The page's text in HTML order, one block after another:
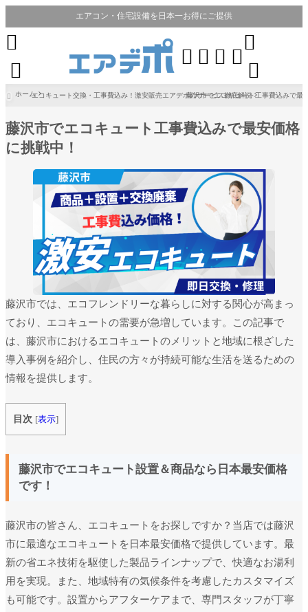
エアコン・住宅設備を日本一お得にご提供
   




 ホームエコキュート交換・工事費込み！激安販売エアデポのサービス徹底解説
藤沢市でエコキュート工事費込みで最
藤沢市でエコキュート工事費込みで最安価格
に挑戦中！
藤沢市では、エコフレンドリーな暮らしに対する関心が高まっ
ており、エコキュートの需要が急増しています。この記事で
は、藤沢市におけるエコキュートのメリットと地域に根ざした
導入事例を紹介し、住民の方々が持続可能な生活を送るための
情報を提供します。
目次 [表示]
藤沢市でエコキュート設置＆商品なら日本最安価格
です！
藤沢市の皆さん、エコキュートをお探しですか？当店では藤沢
市に最適なエコキュートを日本最安価格で提供しています。最
新の省エネ技術を駆使した製品ラインナップで、快適なお湯利
用を実現。また、地域特有の気候条件を考慮したカスタマイズ
も可能です。設置からアフターケアまで、専門スタッフが丁寧